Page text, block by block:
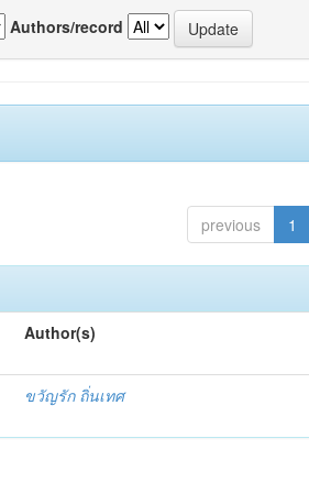
Authors/record
previous 1
Author(s)
ขวัญรัก ถิ่นเทศ